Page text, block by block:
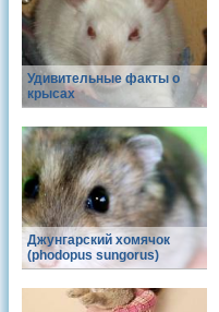
Удивительные факты о
крысах
Джунгарский хомячок
(phodopus sungorus)